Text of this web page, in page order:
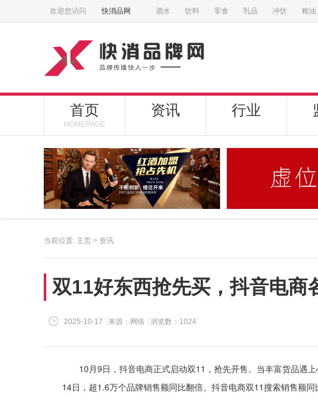
欢迎您访问 快消品网 酒水 饮料 零食 乳品 冲饮 粮油
首页
HOMEPAGE
资讯 行业
当前位置: 主页 > 资讯
双11好东西抢先买，抖音电商
2025-10-17 来源：网络 浏览数：1024
10月9日，抖音电商正式启动双11，抢先开售。当丰富货品遇
14日，超1.6万个品牌销售额同比翻倍。抖音电商双11搜索销售额